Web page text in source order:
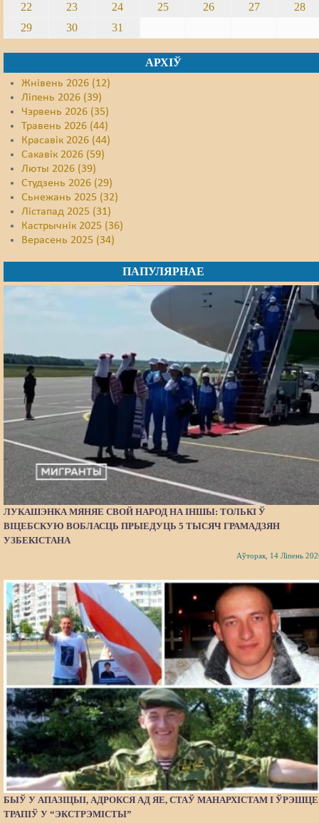
22
23 24 25 26 27
28
29
30 31
АРХІЎ
Жнівень 2026 (12)
Ліпень 2026 (39)
Чэрвень 2026 (35)
Травень 2026 (44)
Красавік 2026 (44)
Сакавік 2026 (59)
Люты 2026 (39)
Студзень 2026 (29)
Сьнежань 2025 (32)
Лістапад 2025 (31)
Кастрычнік 2025 (36)
Верасень 2025 (34)
ПАПУЛЯРНАЕ
ЛУКАШЭНКА МЯНЯЕ СВОЙ НАРОД НА ІНШЫ: ТОЛЬКІ Ў
ВІЦЕБСКУЮ ВОБЛАСЦЬ ПРЫЕДУЦЬ 5 ТЫСЯЧ ГРАМАДЗЯН
УЗБЕКІСТАНА
Аўторак, 14 Ліпень
БЫЎ У АПАЗІЦЫІ, АДРОКСЯ АД ЯЕ, СТАЎ МАНАРХІСТАМ І ЎРЭШЦЕ
ТРАПІЎ У “ЭКСТРЭМІСТЫ”